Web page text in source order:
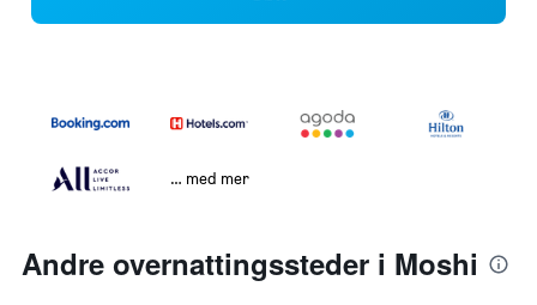
… med mer
Andre overnattingssteder i Moshi